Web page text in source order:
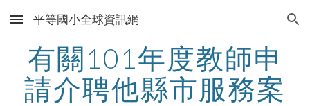
Skip to main content Skip to navigation
平等國小全球資訊網
有關101年度教師申
請介聘他縣市服務案